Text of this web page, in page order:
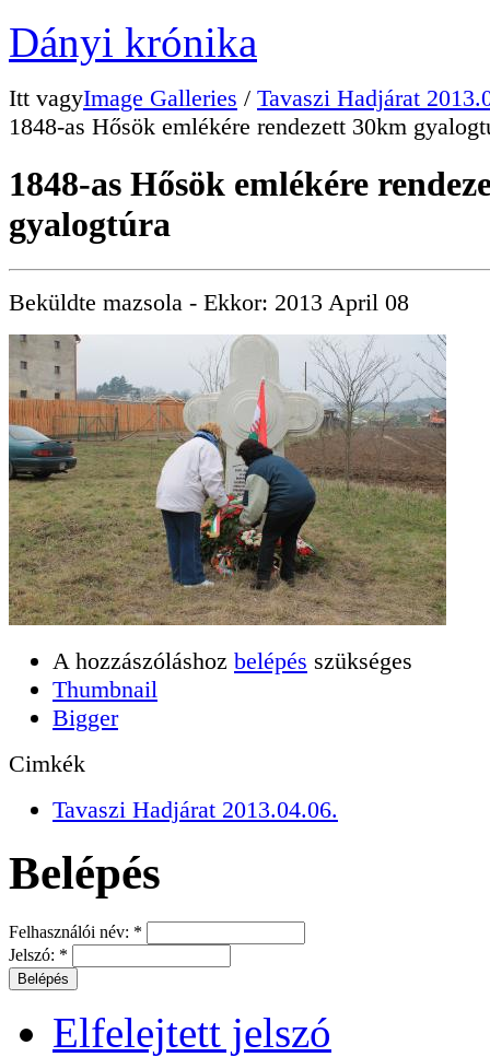
Dányi krónika
Itt vagyImage Galleries / Tavaszi Hadjárat
1848-as Hősök emlékére rendezett 30km
1848-as Hősök emlékére
gyalogtúra
Beküldte mazsola - Ekkor: 2013 April 08
A hozzászóláshoz belépés szükséges
Thumbnail
Bigger
Cimkék
Tavaszi Hadjárat 2013.04.06.
Belépés
Felhasználói név: *
Jelszó: *
Elfelejtett jelszó